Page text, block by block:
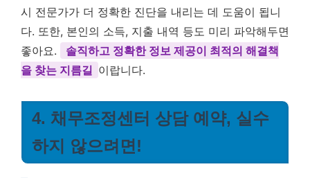
시 전문가가 더 정확한 진단을 내리는 데 도움이 됩니
다. 또한, 본인의 소득, 지출 내역 등도 미리 파악해두면
좋아요.
솔직하고 정확한 정보 제공이 최적의 해결책
을 찾는 지름길 이랍니다.
4. 채무조정센터 상담 예약, 실수
하지 않으려면!